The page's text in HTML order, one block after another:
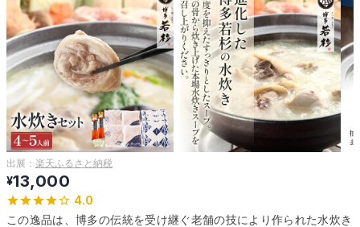
出展： 楽天ふるさと納税
¥13,000
4.0
この逸品は、博多の伝統を受け継ぐ老舗の技により作られた水炊き